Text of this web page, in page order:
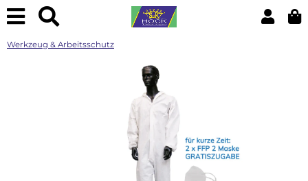
Werkzeug & Arbeitsschutz